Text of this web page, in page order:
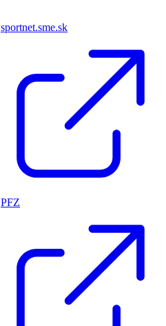
sportnet.sme.sk
PFZ